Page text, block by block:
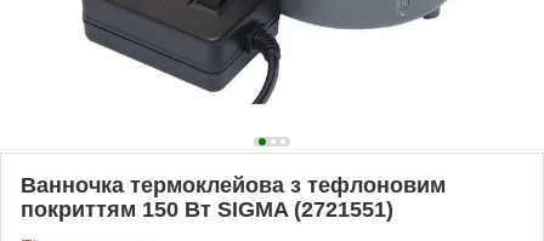
Ванночка термоклейова з тефлоновим
покриттям 150 Вт SIGMA (2721551)